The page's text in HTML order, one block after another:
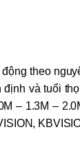
theo
và tuổi
– 1.3M –